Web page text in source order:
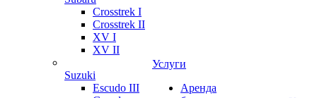
Crosstrek I
Crosstrek II
XV I
XV II
Suzuki
Escudo III
Услуги
Аренда